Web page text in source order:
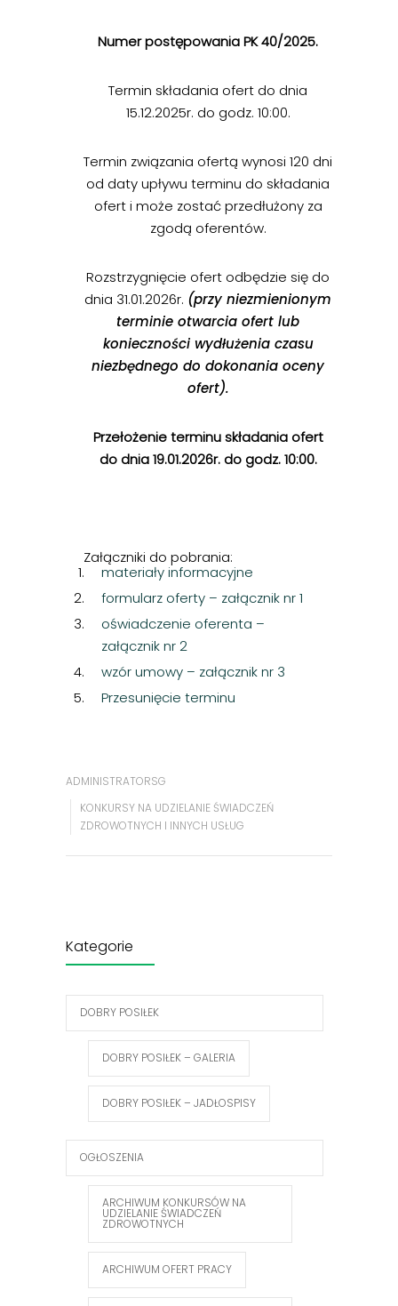
Numer postępowania PK 40/2025.
Termin składania ofert do dnia
15.12.2025r. do godz. 10:00.
Termin związania ofertą wynosi 120 dni
od daty upływu terminu do składania
ofert i może zostać przedłużony za
zgodą oferentów.
Rozstrzygnięcie ofert odbędzie się do
dnia 31.01.2026r. (przy niezmienionym
terminie otwarcia ofert lub
konieczności wydłużenia czasu
niezbędnego do dokonania oceny
ofert).
Przełożenie terminu składania ofert
do dnia 19.01.2026r. do godz. 10:00.
Załączniki do pobrania:
materiały informacyjne
formularz oferty – załącznik nr 1
oświadczenie oferenta –
załącznik nr 2
wzór umowy – załącznik nr 3
Przesunięcie terminu
ADMINISTRATORSG
KONKURSY NA UDZIELANIE ŚWIADCZEŃ
ZDROWOTNYCH I INNYCH USŁUG
Kategorie
DOBRY POSIŁEK
DOBRY POSIŁEK – GALERIA
DOBRY POSIŁEK – JADŁOSPISY
OGŁOSZENIA
ARCHIWUM KONKURSÓW NA
UDZIELANIE ŚWIADCZEŃ
ZDROWOTNYCH
ARCHIWUM OFERT PRACY